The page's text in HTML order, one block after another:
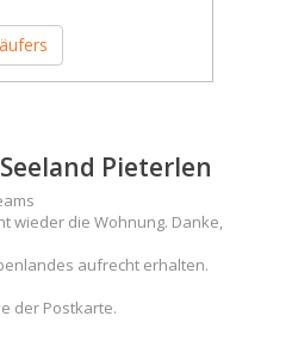
Pieterlen
wieder die Wohnung. Danke,
aufrecht erhalten.
der Postkarte.